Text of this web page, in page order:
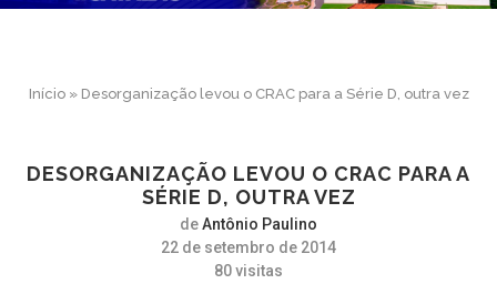
Início» Desorganização levou o CRAC para a Série D, outra vez
DESORGANIZAÇÃO LEVOU O CRAC PARA A
SÉRIE D, OUTRA VEZ
deAntônio Paulino
22 de setembro de 2014
80visitas